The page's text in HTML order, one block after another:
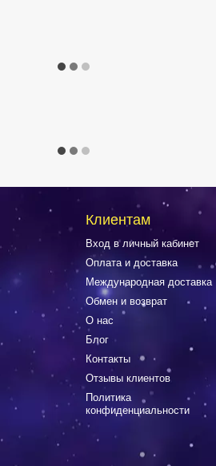
Клиентам
Вход в личный кабинет
Оплата и доставка
Международная доставка
Обмен и возврат
О нас
Блог
Контакты
Отзывы клиентов
Политика
конфиденциальности